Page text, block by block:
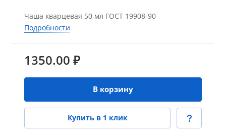
Чаша кварцевая 50 мл ГОСТ 19908-90
Подробности
1350.00 ₽
В корзину
Купить в 1 клик